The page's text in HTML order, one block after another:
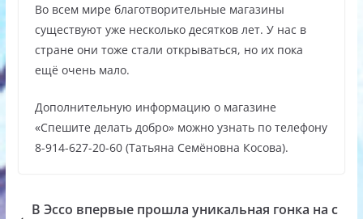
Во всем мире благотворительные магазины
существуют уже несколько десятков лет. У нас в
стране они тоже стали открываться, но их пока
ещё очень мало.
Дополнительную информацию о магазине
«Спешите делать добро» можно узнать по телефону
8-914-627-20-60 (Татьяна Семёновна Косова).
В Эссо впервые прошла уникальная гонка на с